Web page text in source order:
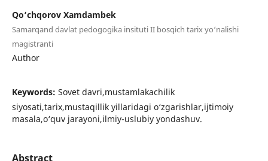
Qo‘chqorov Xamdambek
Samarqand davlat pedogogika insituti II bosqich tarix yo‘nalishi
magistranti
Author
Keywords: Sovet davri,mustamlakachilik
siyosati,tarix,mustaqillik yillaridagi o‘zgarishlar,ijtimoiy
masala,o‘quv jarayoni,ilmiy-uslubiy yondashuv.
Abstract